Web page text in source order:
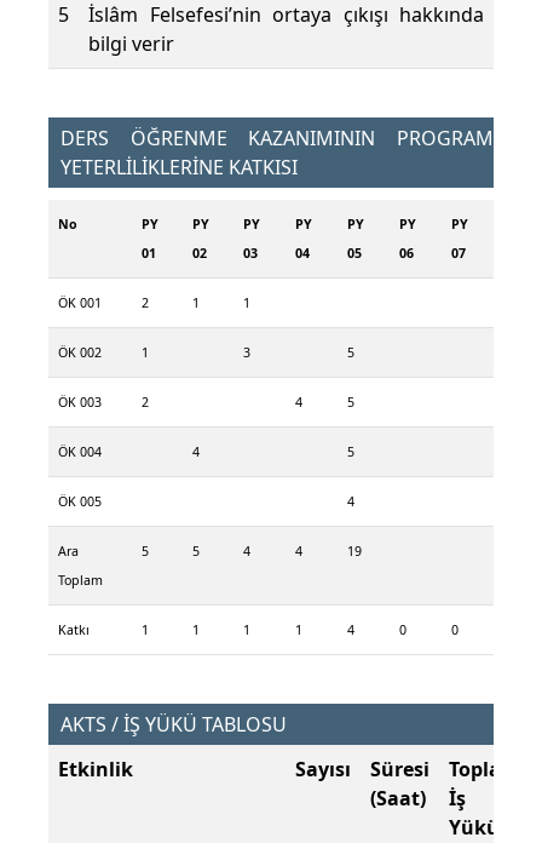
5
İslâm Felsefesi’nin ortaya çıkışı hakkında
bilgi verir
DERS ÖĞRENME KAZANIMININ PROGRAM
YETERLİLİKLERİNE KATKISI
No
PY
01
PY
02
PY
03
PY
04
PY
05
PY
06
PY
07
ÖK 001 2 1 1
ÖK 002 1 3 5
ÖK 003 2 4 5
ÖK 004 4 5
ÖK 005 4
Ara
Toplam
5 5 4 4 19
Katkı 1 1 1 1 4 0 0
AKTS / İŞ YÜKÜ TABLOSU
Etkinlik
Sayısı
Süresi
(Saat)
Toplam
İş
Yükü